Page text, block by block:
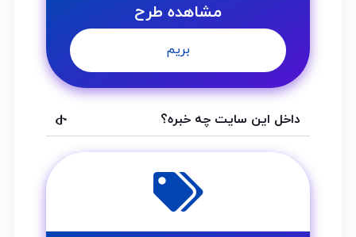
مشاهده طرح
بریم
داخل این سایت چه خبره؟